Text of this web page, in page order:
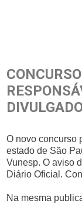
O novo concurso
estado de São
Vunesp. O aviso
Diário Oficial.
Na mesma